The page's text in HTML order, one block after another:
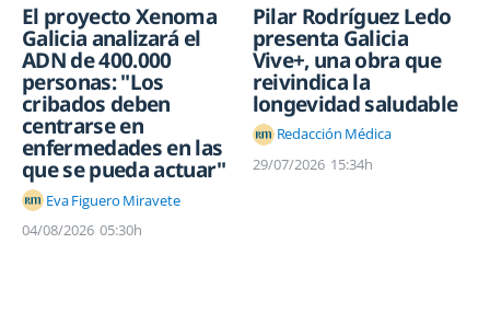
El proyecto Xenoma
Galicia analizará el
ADN de 400.000
personas: "Los
cribados deben
centrarse en
enfermedades en las
que se pueda actuar"
Eva Figuero Miravete
04/08/2026 05:30h
Pilar Rodríguez Ledo
presenta Galicia
Vive+, una obra que
reivindica la
longevidad saludable
Redacción Médica
29/07/2026 15:34h